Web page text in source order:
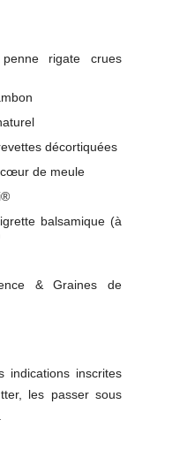
rigate crues
décortiquées
de meule
balsamique (à
& Graines de
indications inscrites
les passer sous